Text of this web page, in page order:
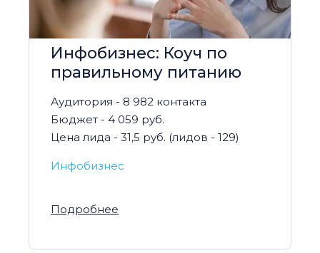
Инфобизнес: Коуч по
правильному питанию
Аудитория - 8 982 контакта
Бюджет - 4 059 руб.
Цена лида - 31,5 руб. (лидов - 129)
Инфобизнес
Подробнее